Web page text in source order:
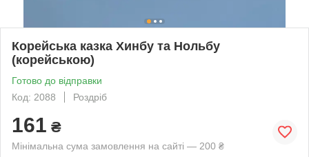
Корейська казка Хинбу та Нольбу
(корейською)
Готово до відправки
Код: 2088
Роздріб
161 ₴
Мінімальна сума замовлення на сайті — 200 ₴